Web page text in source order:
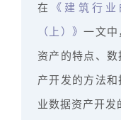
在
《建筑行
（上）》一文中
资产的特点、
产开发的方法
业数据资产开发